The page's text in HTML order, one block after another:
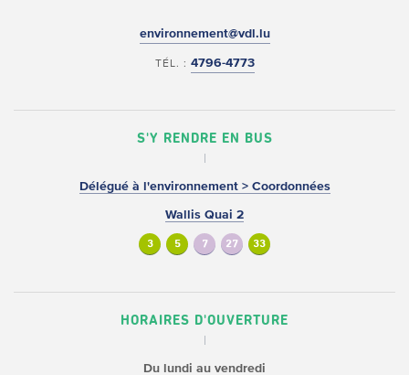
environnement@vdl.lu
TÉL. : 4796-4773
S'Y RENDRE EN BUS
Délégué à l'environnement > Coordonnées
Wallis Quai 2
3 5 7 27 33
HORAIRES D'OUVERTURE
Du lundi au vendredi